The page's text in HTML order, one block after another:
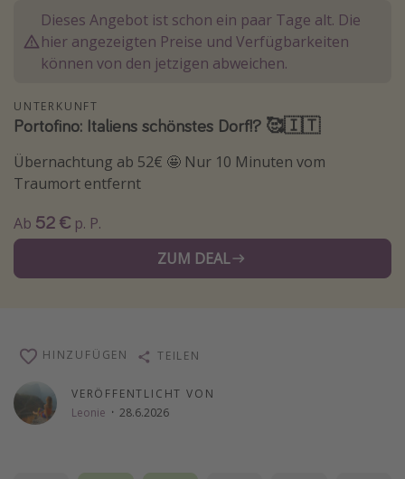
Krabi Urlaub
Tulum Urlaub
Japan Rundreise
Reisethemen
Wellnessurlaub
Singlereisen
Gruppenreisen
Dieses Angebot ist schon ein paar Tage alt. Die
hier angezeigten Preise und Verfügbarkeiten
können von den jetzigen abweichen.
UNTERKUNFT
Portofino: Italiens schönstes Dorf!? 🥰🇮🇹
Übernachtung ab 52€ 🤩 Nur 10 Minuten vom
Traumort entfernt
Ab 52 € p. P.
ZUM DEAL
VERÖFFENTLICHT VON
Leonie · 28.6.2026
HINZUFÜGEN TEILEN